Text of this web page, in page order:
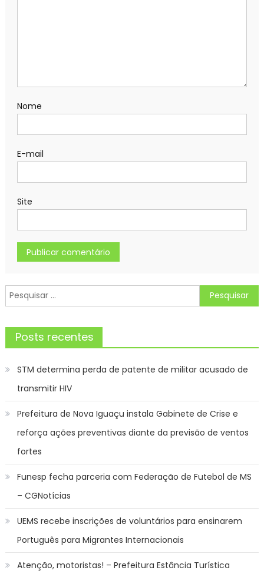
Nome
E-mail
Site
Pesquisar
por:
Posts recentes
STM determina perda de patente de militar acusado de
transmitir HIV
Prefeitura de Nova Iguaçu instala Gabinete de Crise e
reforça ações preventivas diante da previsão de ventos
fortes
Funesp fecha parceria com Federação de Futebol de MS
– CGNotícias
UEMS recebe inscrições de voluntários para ensinarem
Português para Migrantes Internacionais
Atenção, motoristas! – Prefeitura Estância Turística